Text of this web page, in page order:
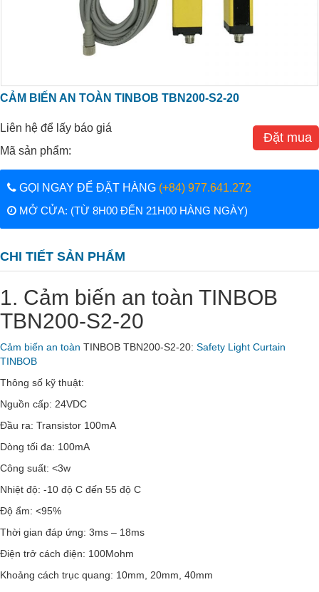
CẢM BIẾN AN TOÀN TINBOB TBN200-S2-20
Liên hệ để lấy báo giá
Mã sản phẩm:
Đặt mua
GỌI NGAY ĐỂ ĐẶT HÀNG (+84) 977.641.272
MỞ CỬA: (TỪ 8H00 ĐẾN 21H00 HÀNG NGÀY)
CHI TIẾT SẢN PHẨM
1. Cảm biến an toàn TINBOB
TBN200-S2-20
Cảm biến an toàn TINBOB TBN200-S2-20: Safety Light Curtain
TINBOB
Thông số kỹ thuật:
Nguồn cấp: 24VDC
Đầu ra: Transistor 100mA
Dòng tối đa: 100mA
Công suất: <3w
Nhiệt độ: -10 độ C đến 55 độ C
Độ ẩm: <95%
Thời gian đáp ứng: 3ms – 18ms
Điện trở cách điện: 100Mohm
Khoảng cách trục quang: 10mm, 20mm, 40mm